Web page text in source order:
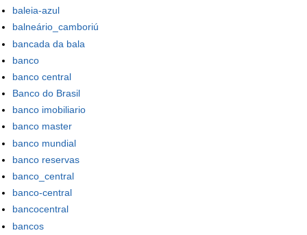
baleia-azul
balneário_camboriú
bancada da bala
banco
banco central
Banco do Brasil
banco imobiliario
banco master
banco mundial
banco reservas
banco_central
banco-central
bancocentral
bancos